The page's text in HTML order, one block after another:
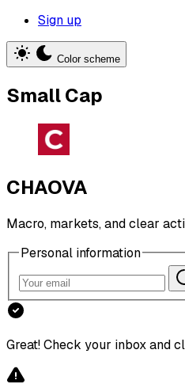
Sign up
Color scheme
Small Cap
CHAOVA
Macro, markets, and clear
Personal information
Great! Check your inbox and